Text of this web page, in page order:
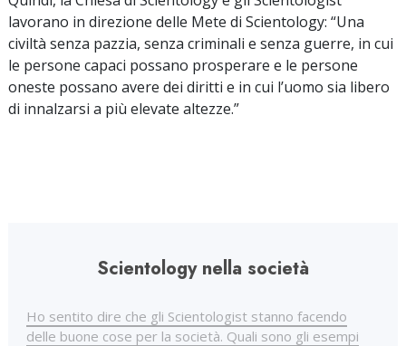
lavorano in direzione delle Mete di Scientology: “Una
civiltà senza pazzia, senza criminali e senza guerre, in cui
le persone capaci possano prosperare e le persone
oneste possano avere dei diritti e in cui l’uomo sia libero
di innalzarsi a più elevate altezze.”
Scientology nella società
Ho sentito dire che gli Scientologist stanno facendo
delle buone cose per la società. Quali sono gli esempi